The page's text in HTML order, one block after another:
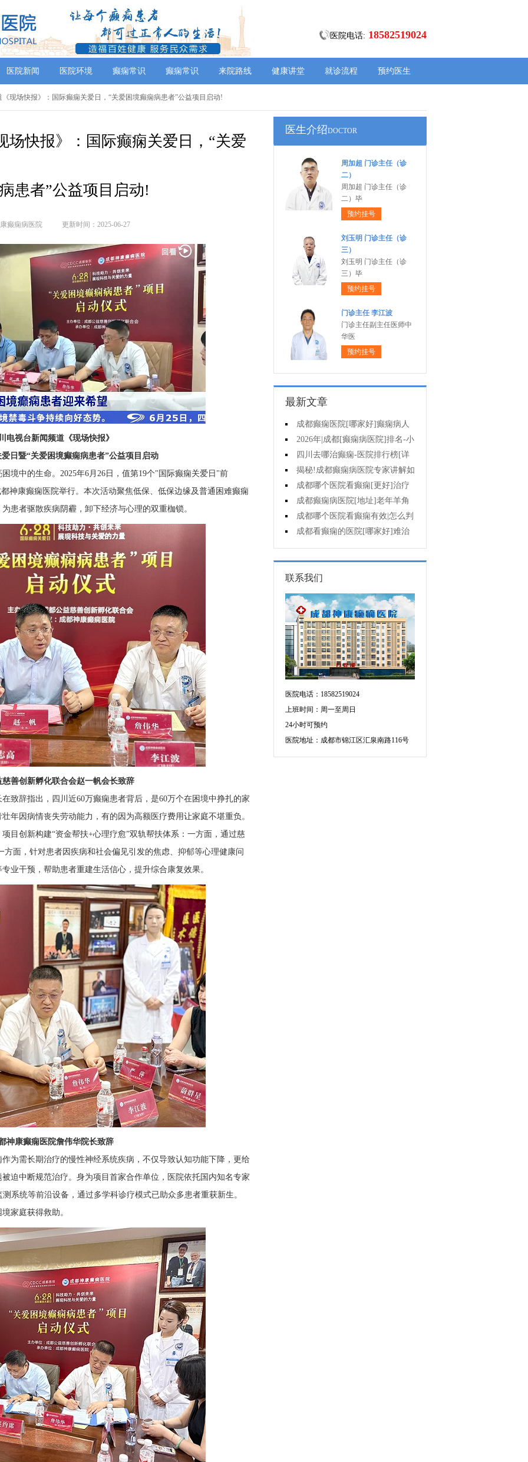
医院电话: 18582519024
医院新闻 医院环境 癫痫常识 癫痫常识 来院路线 健康讲堂 就诊流程 预约医生
现场快报》：国际癫痫关爱日，“关爱困境癫痫病患者”公益项目启动!
场快报》：国际癫痫关爱日，“关爱
患者”公益项目启动!
癫痫病医院 更新时间：2025-06-27
电视台新闻频道《现场快报》
日暨“关爱困境癫痫病患者”公益项目启动
境中的生命。2025年6月26日，值第19个"国际癫痫关爱日"前
神康癫痫医院举行。本次活动聚焦低保、低保边缘及普通困难癫痫
患者驱散疾病阴霾，卸下经济与心理的双重枷锁。
慈善创新孵化联合会赵一帆会长致辞
致辞指出，四川近60万癫痫患者背后，是60万个在困境中挣扎的家
因病情丧失劳动能力，有的因为高额医疗费用让家庭不堪重负。
目创新构建“资金帮扶+心理疗愈”双轨帮扶体系：一方面，通过慈
面，针对患者因疾病和社会偏见引发的焦虑、抑郁等心理健康问
业干预，帮助患者重建生活信心，提升综合康复效果。
神康癫痫医院詹伟华院长致辞
为需长期治疗的慢性神经系统疾病，不仅导致认知功能下降，更给
迫中断规范治疗。身为项目首家合作单位，医院依托国内知名专家
系统等前沿设备，通过多学科诊疗模式已助众多患者重获新生。
家庭获得救助。
医生介绍DOCTOR
周加超 门诊主任（诊
二）
周加超 门诊主任（诊
二）毕
预约挂号
刘玉明 门诊主任（诊
三）
刘玉明 门诊主任（诊
三）毕
预约挂号
门诊主任 李江波
门诊主任副主任医师中
华医
预约挂号
最新文章
成都癫痫医院[哪家好]癫痫病人
能活多久?
2026年|成都[癫痫病医院]排名-小
儿癫痫症状是什么?
四川去哪治癫痫-医院排行榜[详
细排名]儿童癫痫治疗要注意什么?
揭秘!成都癫痫病医院专家讲解如
何避免癫痫病的遗传给孩子?
成都哪个医院看癫痫[更好]治疗
癫痫的药物不良反应是什么?
成都癫痫病医院[地址]老年羊角
风心理怎么调整?
成都哪个医院看癫痫有效|怎么判
断癫痫有没有发作?
成都看癫痫的医院[哪家好]难治
性癫痫怎么治疗呢?
联系我们
医院电话：18582519024
上班时间：周一至周日
24小时可预约
医院地址：成都市锦江区汇泉南路116号